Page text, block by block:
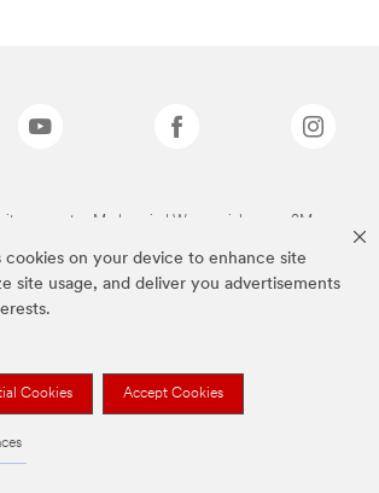
cookies on your device to enhance site
site usage, and deliver you advertisements
Cookies Accept Cookies
genannten Marken sind Warenzeichen von 3M.